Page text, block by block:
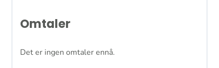
Omtaler
Det er ingen omtaler ennå.